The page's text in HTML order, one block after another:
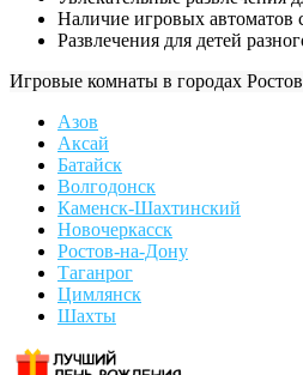
Наличие игровых автоматов
Развлечения для детей
Игровые комнаты в городах
Азов
Аксай
Батайск
Волгодонск
Каменск-Шахтинский
Новочеркасск
Ростов-на-Дону
Таганрог
Цимлянск
Шахты